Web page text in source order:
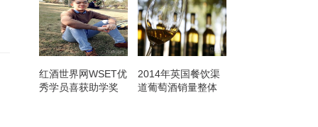
红酒世界网WSET优
秀学员喜获助学奖
2014年英国餐饮渠
道葡萄酒销量整体